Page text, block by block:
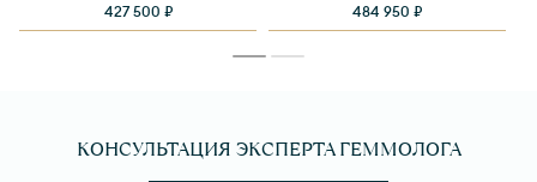
427 500 ₽
484 950 ₽
КОНСУЛЬТАЦИЯ ЭКСПЕРТА ГЕММОЛОГА